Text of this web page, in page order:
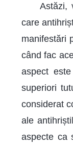
Astăzi,
care
manifestări
când fac
aspect
superiori
considerat
ale
aspecte ca